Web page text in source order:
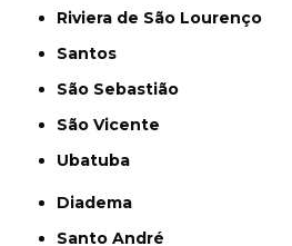
Riviera de São Lourenço
Santos
São Sebastião
São Vicente
Ubatuba
Diadema
Santo André